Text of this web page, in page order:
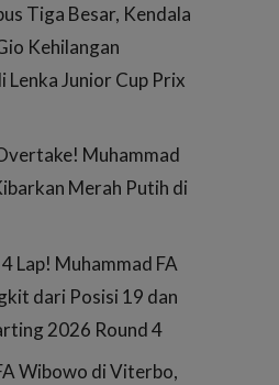
Tiga Besar, Kendala
Kehilangan
Lenka Junior Cup Prix
Muhammad
Merah Putih di
Lap! Muhammad FA
dari Posisi 19 dan
2026 Round 4
Wibowo di Viterbo,